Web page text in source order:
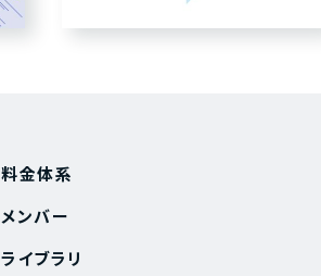
料金体系
メンバー
ライブラリ